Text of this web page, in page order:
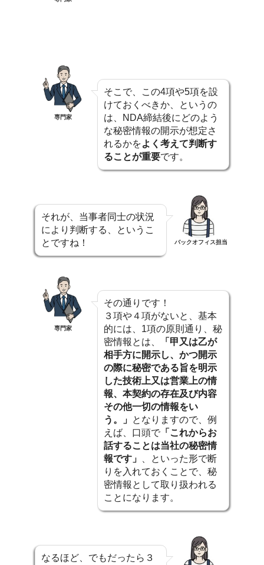
専門家
そこで、この4項や5項を設
けておくべきか、というの
は、NDA締結後にどのよう
な秘密情報の開示が想定さ
れるかをよく考えて判断す
ることが重要です。
それが、当事者同士の状況
により判断する、というこ
とですね！
バックオフィス担当
専門家
その通りです！
３項や４項がないと、基本
的には、1項の原則通り、秘
密情報とは、
「甲又は乙が
相手方に開示し、かつ開示
の際に秘密である旨を明示
した技術上又は営業上の情
報、本契約の存在及び内容
その他一切の情報をい
う。」 となりますので、例
えば、口頭で 「これからお
話することは当社の秘密情
報です」
、といった形で断
りを入れておくことで、秘
密情報として取り扱われる
ことになります。
なるほど、でもだったら３